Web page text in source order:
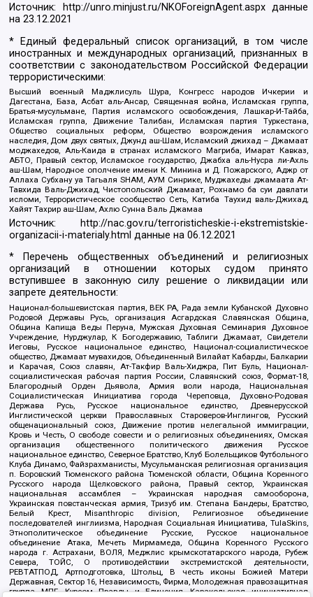
Источник: http://unro.minjust.ru/NKOForeignAgent.aspxданные
на23.12.2021
* Единый федеральный список организаций, в том числе
иностранных и международных организаций, признанных в
соответствии с законодательством Российской Федерации
террористическими:
Высший военный Маджлисуль Шура, Конгресс народов Ичкерии и
Дагестана, База, Асбат аль-Ансар, Священная война, Исламская группа,
Братья-мусульмане, Партия исламского освобождения, Лашкар-И-Тайба,
Исламская группа, Движение Талибан, Исламская партия Туркестана,
Общество социальных реформ, Общество возрождения исламского
наследия, Дом двух святых, Джунд аш-Шам, Исламский джихад – Джамаат
моджахедов, Аль-Каида в странах исламского Магриба, Имарат Кавказ,
АБТО, Правый сектор, Исламское государство, Джабха аль-Нусра ли-Ахль
аш-Шам, Народное ополчение имени К. Минина и Д. Пожарского, Аджр от
Аллаха Субхану уа Тагьаля SHAM, АУМ Синрике, Муджахеды джамаата Ат-
Тавхида Валь-Джихад, Чистопольский Джамаат, Рохнамо ба суи давлати
исломи, Террористическое сообщество Сеть, Катиба Таухид валь-Джихад,
Хайят Тахрир аш-Шам, Ахлю Сунна Валь Джамаа
Источник:
http://nac.gov.ru/terroristicheskie-i-ekstremistskie-
organizacii-i-materialy.html данные на06.12.2021
* Перечень общественных объединений и религиозных
организаций в отношении которых судом принято
вступившее в законную силу решение о ликвидации или
запрете деятельности:
Национал-большевистская партия, ВЕК РА, Рада земли Кубанской Духовно
Родовой Державы Русь, организация Асгардская Славянская Община,
Община Капища Веды Перуна, Мужская Духовная Семинария Духовное
Учреждение, Нурджулар, К Богодержавию, Таблиги Джамаат, Свидетели
Иеговы, Русское национальное единство, Национал-социалистическое
общество, Джамаат мувахидов, Объединенный Вилайат Кабарды, Балкарии
и Карачая, Союз славян, Ат-Такфир Валь-Хиджра, Пит Буль, Национал-
социалистическая рабочая партия России, Славянский союз, Формат-18,
Благородный Орден Дьявола, Армия воли народа, Национальная
Социалистическая Инициатива города Череповца, Духовно-Родовая
Держава Русь, Русское национальное единство, Древнерусской
Инглистической церкви Православных Староверов-Инглингов, Русский
общенациональный союз, Движение против нелегальной иммиграции,
Кровь и Честь, О свободе совести и о религиозных объединениях, Омская
организация общественного политического движения Русское
национальное единство, Северное Братство, Клуб Болельщиков Футбольного
Клуба Динамо, Файзрахманисты, Мусульманская религиозная организация
п. Боровский Тюменского района Тюменской области, Община Коренного
Русского народа Щелковского района, Правый сектор, Украинская
национальная ассамблея – Украинская народная самооборона,
Украинская повстанческая армия, Тризуб им. Степана Бандеры, Братство,
Белый Крест, Misanthropic division, Религиозное объединение
последователей инглиизма, Народная Социальная Инициатива, TulaSkins,
Этнополитическое объединение Русские, Русское национальное
объединение Атака, Мечеть Мирмамеда, Община Коренного Русского
народа г. Астрахани, ВОЛЯ, Меджлис крымскотатарского народа, Рубеж
Севера, ТОЙС, О противодействии экстремистской деятельности,
РЕВТАТПОД, Артподготовка, Штольц, В честь иконы Божией Матери
Державная, Сектор 16, Независимость, Фирма, Молодежная правозащитная
группа МПГ, Курсом Правды и Единения, Каракольская инициативная